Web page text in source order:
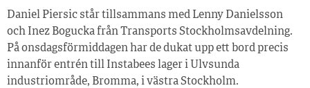
Daniel Piersic står tillsammans med Lenny Danielsson
och Inez Bogucka från Transports Stockholmsavdelning.
På onsdagsförmiddagen har de dukat upp ett bord precis
innanför entrén till Instabees lager i Ulvsunda
industriområde, Bromma, i västra Stockholm.